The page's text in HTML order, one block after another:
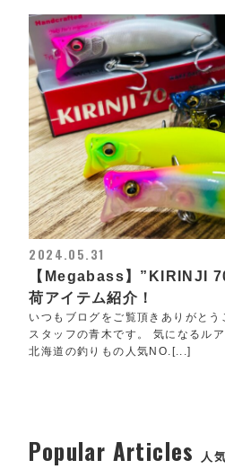
2024.05.31
【Megabass】”KIRINJI
荷アイテム紹介！
いつもブログをご覧頂きありがと
スタッフの青木です。 気になるル
北海道の釣りもの人気NO.[...]
Popular Articles 人